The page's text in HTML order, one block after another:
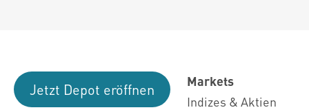
Jetzt Depot eröffnen
Markets
Indizes & Aktien